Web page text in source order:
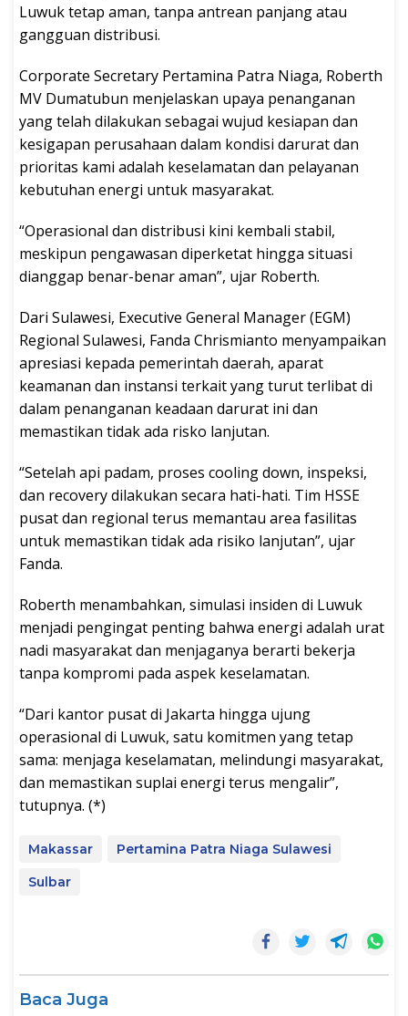
Luwuk tetap aman, tanpa antrean panjang atau
gangguan distribusi.
Corporate Secretary Pertamina Patra Niaga, Roberth
MV Dumatubun menjelaskan upaya penanganan
yang telah dilakukan sebagai wujud kesiapan dan
kesigapan perusahaan dalam kondisi darurat dan
prioritas kami adalah keselamatan dan pelayanan
kebutuhan energi untuk masyarakat.
“Operasional dan distribusi kini kembali stabil,
meskipun pengawasan diperketat hingga situasi
dianggap benar-benar aman”, ujar Roberth.
Dari Sulawesi, Executive General Manager (EGM)
Regional Sulawesi, Fanda Chrismianto menyampaikan
apresiasi kepada pemerintah daerah, aparat
keamanan dan instansi terkait yang turut terlibat di
dalam penanganan keadaan darurat ini dan
memastikan tidak ada risko lanjutan.
“Setelah api padam, proses cooling down, inspeksi,
dan recovery dilakukan secara hati-hati. Tim HSSE
pusat dan regional terus memantau area fasilitas
untuk memastikan tidak ada risiko lanjutan”, ujar
Fanda.
Roberth menambahkan, simulasi insiden di Luwuk
menjadi pengingat penting bahwa energi adalah urat
nadi masyarakat dan menjaganya berarti bekerja
tanpa kompromi pada aspek keselamatan.
“Dari kantor pusat di Jakarta hingga ujung
operasional di Luwuk, satu komitmen yang tetap
sama: menjaga keselamatan, melindungi masyarakat,
dan memastikan suplai energi terus mengalir”,
tutupnya. (*)
Makassar
Pertamina Patra Niaga Sulawesi
Sulbar
Baca Juga